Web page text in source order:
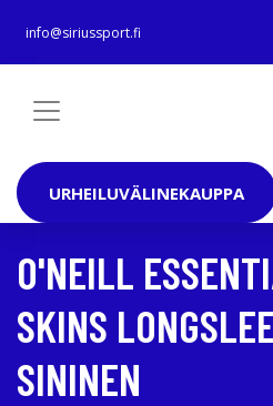
info@siriussport.fi
URHEILUVÄLINEKAUPPA
O'NEILL
SKINS
SININEN